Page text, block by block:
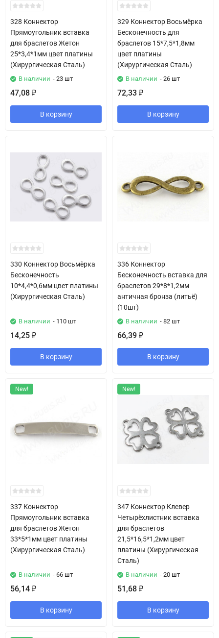
328 Коннектор
Прямоугольник вставка
для браслетов Жетон
25*3,4*1мм цвет платины
(Хирургическая Сталь)
В наличии - 23 шт
47,08 ₽
В корзину
329 Коннектор Восьмёрка
Бесконечность для
браслетов 15*7,5*1,8мм
цвет платины
(Хирургическая Сталь)
В наличии - 26 шт
72,33 ₽
В корзину
330 Коннектор Восьмёрка
Бесконечность
10*4,4*0,6мм цвет платины
(Хирургическая Сталь)
В наличии - 110 шт
14,25 ₽
В корзину
336 Коннектор
Бесконечность вставка для
браслетов 29*8*1,2мм
античная бронза (литьё)
(10шт)
В наличии - 82 шт
66,39 ₽
В корзину
New!
337 Коннектор
Прямоугольник вставка
для браслетов Жетон
33*5*1мм цвет платины
(Хирургическая Сталь)
В наличии - 66 шт
56,14 ₽
В корзину
New!
347 Коннектор Клевер
Четырёхлистник вставка
для браслетов
21,5*16,5*1,2мм цвет
платины (Хирургическая
Сталь)
В наличии - 20 шт
51,68 ₽
В корзину